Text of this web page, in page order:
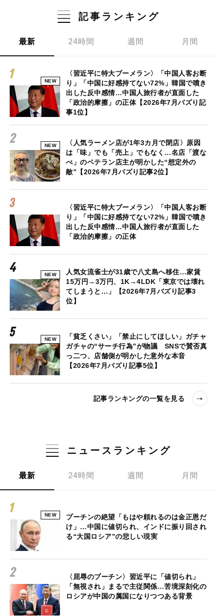
記事ランキング
最新 24時間 週間 月間
NEW
〈習近平に特大ブーメラン〉「中国人客お断
り」「中国に好感持てない72%」韓国で噴き
出した反中感情…中国人旅行者が直面した
「政治的摩擦」の正体【2026年7月バズり記
事1位】
NEW
〈人気ラーメン店が1年3カ月で閉店〉原因
は「味」でも「売上」でもなく…名店「渡な
べ」のベテラン店主が明かした“想定外の
敵”【2026年7月バズり記事2位】
〈習近平に特大ブーメラン〉「中国人客お断
り」「中国に好感持てない72%」韓国で噴き
出した反中感情…中国人旅行者が直面した
「政治的摩擦」の正体
NEW
人気女流雀士が31歳で八丈島へ移住…家賃
15万円→3万円、1K→4LDK「東京では壊れ
てしまうと…」【2026年7月バズり記事3
位】
NEW
「貧乏くさい」「禁止にしてほしい」ガチャ
ガチャの“サーチ行為”が物議 SNSで賛否真
っ二つ、店舗側が明かした意外な本音
【2026年7月バズり記事5位】
記事ランキングの一覧を見る
ニュースランキング
最新 24時間 週間 月間
NEW
プーチンの絶望「もはや頼れるのは金正恩だ
け」…中国に値切られ、インドに振り回され
る“大国ロシア”の悲しい現実
〈屈辱のプーチン〉習近平に「値切られ」
「無視され」まるで主従関係…苦境深刻化の
ロシアが中国の属国になりつつある背景